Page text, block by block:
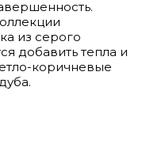
из серого
добавить тепла и
коричневые